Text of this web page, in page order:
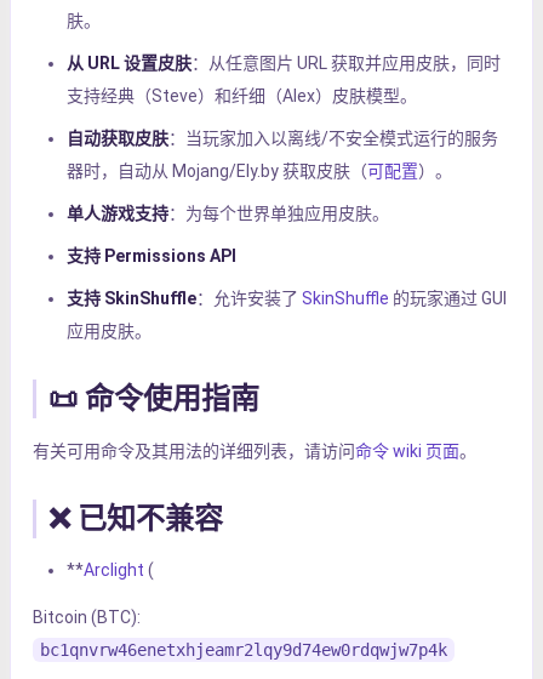
肤。
从 URL 设置皮肤：从任意图片 URL 获取并应用皮肤，同时
支持经典（Steve）和纤细（Alex）皮肤模型。
自动获取皮肤：当玩家加入以离线/不安全模式运行的服务
器时，自动从 Mojang/Ely.by 获取皮肤（可配置）。
单人游戏支持：为每个世界单独应用皮肤。
支持 Permissions API
支持 SkinShuffle：允许安装了 SkinShuffle 的玩家通过 GUI
应用皮肤。
📜 命令使用指南
有关可用命令及其用法的详细列表，请访问命令 wiki 页面。
❌ 已知不兼容
**Arclight (
Bitcoin (BTC):
bc1qnvrw46enetxhjeamr2lqy9d74ew0rdqwjw7p4k